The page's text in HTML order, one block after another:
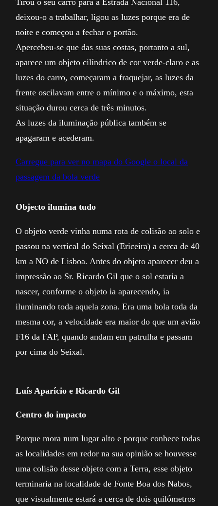
Tirou o seu carro para a Estrada Nacional 116,
deixou-o a trabalhar, ligou as luzes porque era de
noite e começou a fechar o portão.
Apercebeu-se que das suas costas, portanto a sul,
aparece um objeto cilíndrico de cor verde-claro e as
luzes do carro, começaram a fraquejar, as luzes da
frente oscilavam entre o mínimo e o máximo, esta
situação durou cerca de três minutos.
As luzes da iluminação pública também se
apagaram e acederam.
Carregue para ver no mapa do Google o local da
passagem da bola verde
Objecto ilumina tudo
O objeto verde vinha numa rota de colisão ao solo e
passou na vertical do Seixal (Ericeira) a cerca de 40
km a NO de Lisboa. Antes do objeto aparecer deu a
impressão ao Sr. Ricardo Gil que o sol estaria a
nascer, conforme o objeto ia aparecendo, ia
iluminando toda aquela zona. Era uma bola toda da
mesma cor, a velocidade era maior do que um avião
F16 da FAP, quando andam em patrulha e passam
por cima do Seixal.
Luís Aparício e Ricardo Gil
Centro do impacto
Porque mora num lugar alto e porque conhece todas
as localidades em redor na sua opinião se houvesse
uma colisão desse objeto com a Terra, esse objeto
terminaria na localidade de Fonte Boa dos Nabos,
que visualmente estará a cerca de dois quilómetros